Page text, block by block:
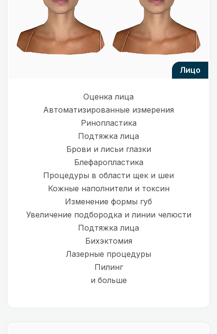
лицо
Оценка лица
Автоматизированные измерения
Ринопластика
Подтяжка лица
Брови и лисьи глазки
Блефаропластика
Процедуры в области щек и шеи
Кожные наполнители и токсин
Изменение формы губ
Увеличение подбородка и линии челюсти
Подтяжка лица
Бихэктомия
Лазерные процедуры
Пилинг
и больше